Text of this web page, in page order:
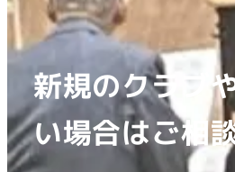
新規のクラブ
い場合はご相